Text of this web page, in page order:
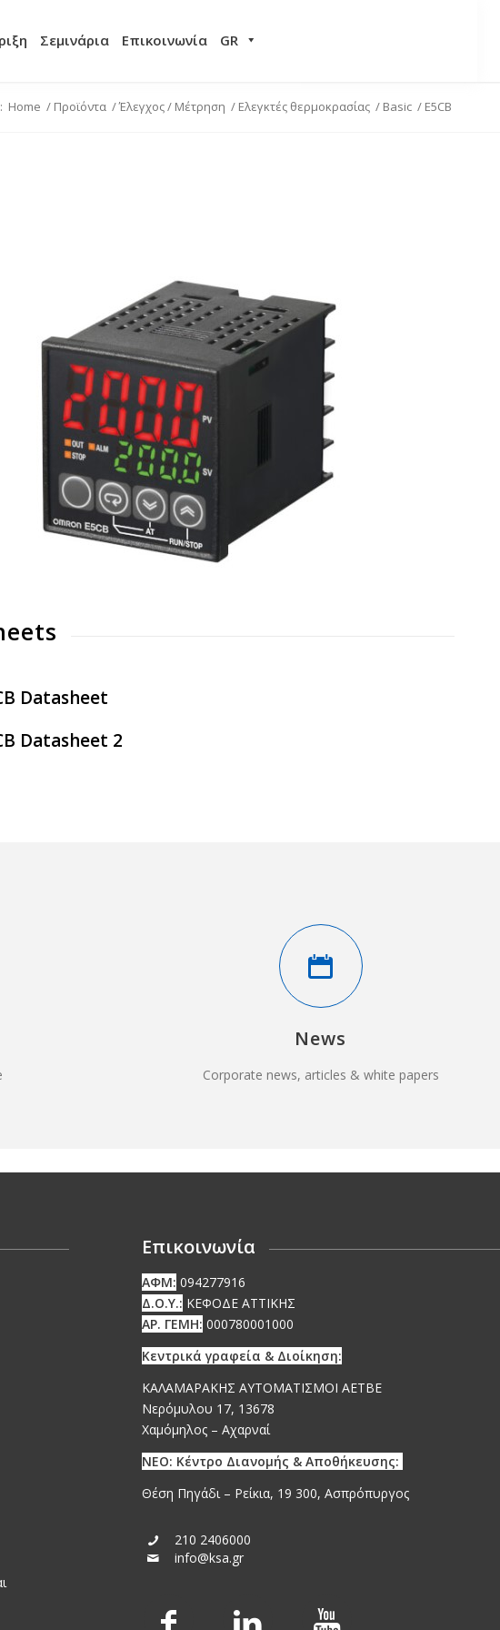
Σεμινάρια Επικοινωνία GR
Home / Προϊόντα /Έλεγχος / Μέτρηση / Ελεγκτές θερμοκρασίας / Basic / E5CB
Datasheet
Datasheet 2
News
Corporate news, articles & white papers
Επικοινωνία
ΑΦΜ: 094277916
Δ.Ο.Υ.: ΚΕΦΟΔΕ ΑΤΤΙΚΗΣ
ΑΡ. ΓΕΜΗ: 000780001000
Κεντρικά γραφεία & Διοίκηση:
ΚΑΛΑΜΑΡΑΚΗΣ ΑΥΤΟΜΑΤΙΣΜΟΙ ΑΕΤΒΕ
Νερόμυλου 17, 13678
Χαμόμηλος – Αχαρναί
ΝΕΟ: Κέντρο Διανομής & Αποθήκευσης:
Θέση Πηγάδι – Ρείκια, 19 300, Ασπρόπυργος
210 2406000
info@ksa.gr